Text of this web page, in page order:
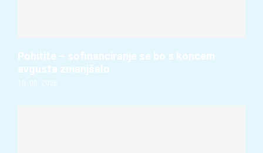
Pohitite – sofinanciranje se bo s koncem
avgusta zmanjšalo
10. 08. 2026